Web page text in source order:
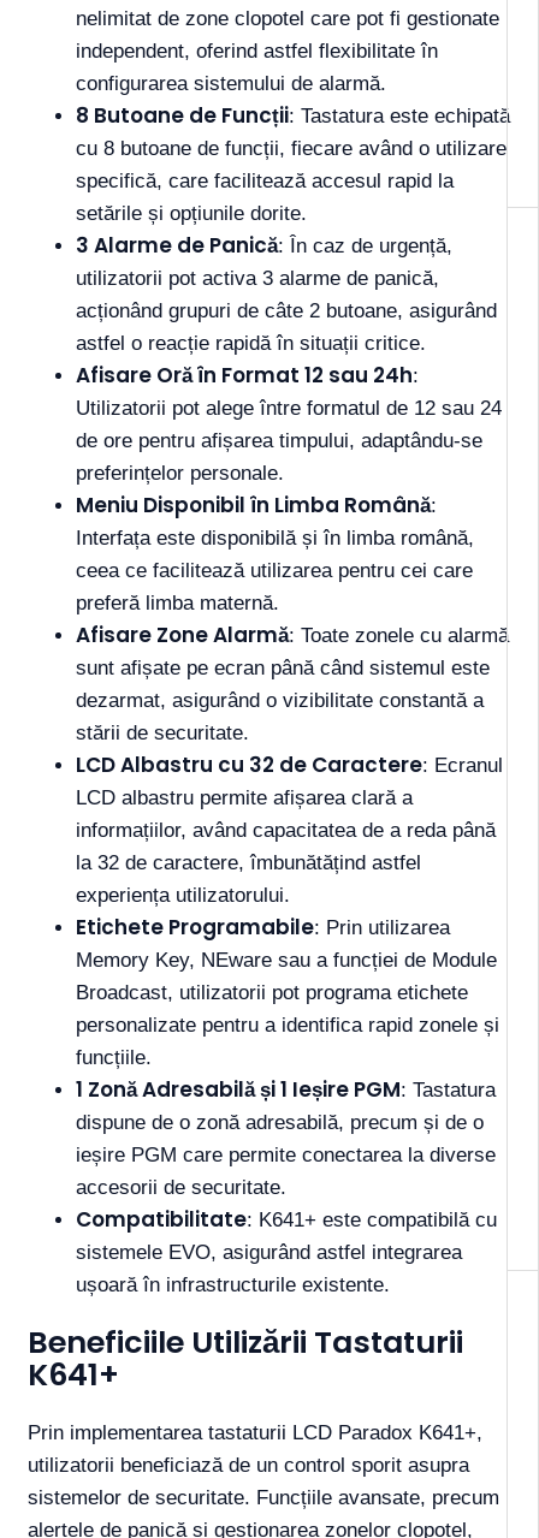
nelimitat de zone clopotel care pot fi gestionate
independent, oferind astfel flexibilitate în
configurarea sistemului de alarmă.
8 Butoane de Funcții: Tastatura este echipată
cu 8 butoane de funcții, fiecare având o utilizare
specifică, care facilitează accesul rapid la
setările și opțiunile dorite.
3 Alarme de Panică: În caz de urgență,
utilizatorii pot activa 3 alarme de panică,
acționând grupuri de câte 2 butoane, asigurând
astfel o reacție rapidă în situații critice.
Afisare Oră în Format 12 sau 24h:
Utilizatorii pot alege între formatul de 12 sau 24
de ore pentru afișarea timpului, adaptându-se
preferințelor personale.
Meniu Disponibil în Limba Română:
Interfața este disponibilă și în limba română,
ceea ce facilitează utilizarea pentru cei care
preferă limba maternă.
Afisare Zone Alarmă: Toate zonele cu alarmă
sunt afișate pe ecran până când sistemul este
dezarmat, asigurând o vizibilitate constantă a
stării de securitate.
LCD Albastru cu 32 de Caractere: Ecranul
LCD albastru permite afișarea clară a
informațiilor, având capacitatea de a reda până
la 32 de caractere, îmbunătățind astfel
experiența utilizatorului.
Etichete Programabile: Prin utilizarea
Memory Key, NEware sau a funcției de Module
Broadcast, utilizatorii pot programa etichete
personalizate pentru a identifica rapid zonele și
funcțiile.
1 Zonă Adresabilă și 1 Ieșire PGM: Tastatura
dispune de o zonă adresabilă, precum și de o
ieșire PGM care permite conectarea la diverse
accesorii de securitate.
Compatibilitate: K641+ este compatibilă cu
sistemele EVO, asigurând astfel integrarea
ușoară în infrastructurile existente.
Beneficiile Utilizării Tastaturii
K641+
Prin implementarea tastaturii LCD Paradox K641+,
utilizatorii beneficiază de un control sporit asupra
sistemelor de securitate. Funcțiile avansate, precum
alertele de panică și gestionarea zonelor clopotel,